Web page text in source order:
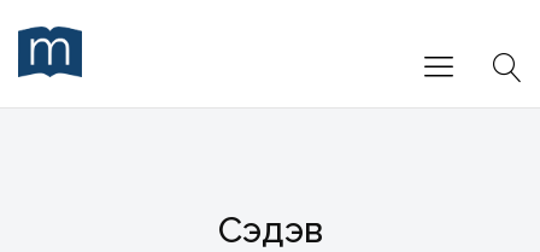
Сэдэв